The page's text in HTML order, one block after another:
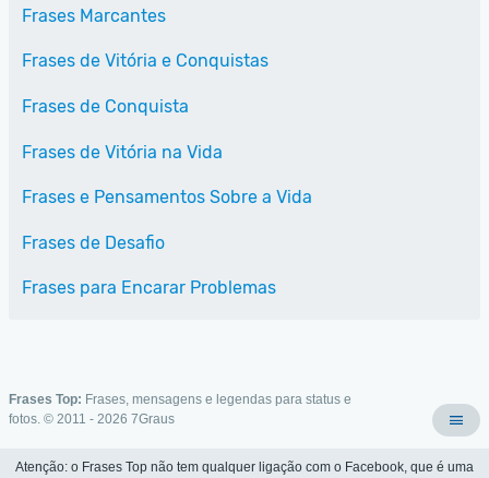
Frases Marcantes
Frases de Vitória e Conquistas
Frases de Conquista
Frases de Vitória na Vida
Frases e Pensamentos Sobre a Vida
Frases de Desafio
Frases para Encarar Problemas
Frases Top: Frases, mensagens e legendas para status e
fotos. © 2011 - 2026 7Graus
Atenção: o Frases Top não tem qualquer ligação com o Facebook, que é uma